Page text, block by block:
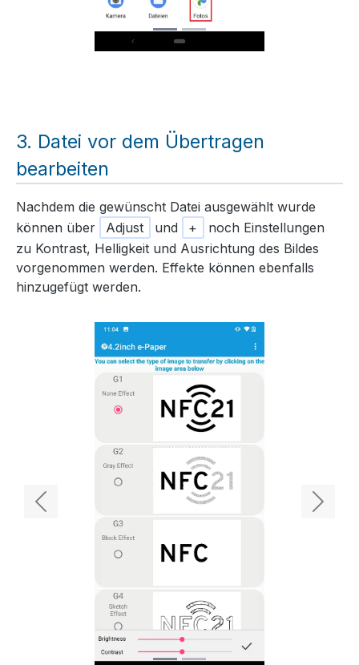
Datei vor dem Übertragen
bearbeiten
Nachdem die gewünscht Datei ausgewählt wurde
können über
Adjust und +
noch Einstellungen
zu Kontrast, Helligkeit und Ausrichtung des Bildes
vorgenommen werden. Effekte können ebenfalls
hinzugefügt werden.
Previous Next